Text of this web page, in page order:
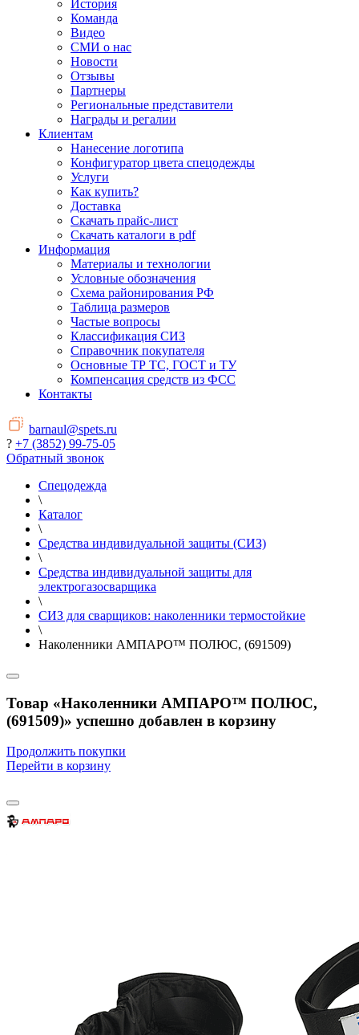
История
Команда
Видео
СМИ о нас
Новости
Отзывы
Партнеры
Региональные представители
Награды и регалии
Клиентам
Нанесение логотипа
Конфигуратор цвета спецодежды
Услуги
Как купить?
Доставка
Скачать прайс-лист
Скачать каталоги в pdf
Информация
Материалы и технологии
Условные обозначения
Схема районирования РФ
Таблица размеров
Частые вопросы
Классификация СИЗ
Справочник покупателя
Основные ТР ТС, ГОСТ и ТУ
Компенсация средств из ФСС
Контакты
barnaul@spets.ru
? +7 (3852) 99-75-05
Обратный звонок
Спецодежда
\
Каталог
\
Средства индивидуальной защиты (СИЗ)
\
Средства индивидуальной защиты для
электрогазосварщика
\
СИЗ для сварщиков: наколенники термостойкие
\
Наколенники АМПАРО™ ПОЛЮС, (691509)
Товар «Наколенники АМПАРО™ ПОЛЮС,
(691509)» успешно добавлен в корзину
Продолжить покупки
Перейти в корзину